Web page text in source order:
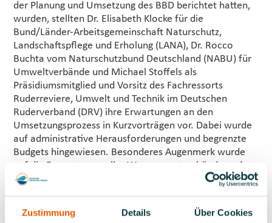
Zustimmung Details Über Cookies
der Planung und Umsetzung des BBD berichtet hatten,
wurden, stellten Dr. Elisabeth Klocke für die
Bund/Länder-Arbeitsgemeinschaft Naturschutz,
Landschaftspflege und Erholung (LANA), Dr. Rocco
Buchta vom Naturschutzbund Deutschland (NABU) für
Umweltverbände und Michael Stoffels als
Präsidiumsmitglied und Vorsitz des Fachressorts
Ruderreviere, Umwelt und Technik im Deutschen
Ruderverband (DRV) ihre Erwartungen an den
Umsetzungsprozess in Kurzvorträgen vor. Dabei wurde
auf administrative Herausforderungen und begrenzte
Budgets hingewiesen. Besonderes Augenmerk wurde
auf die Erwartungen aller Wassersportverbände und
des Deutschen Olympischen Sportbundes (DOSB)